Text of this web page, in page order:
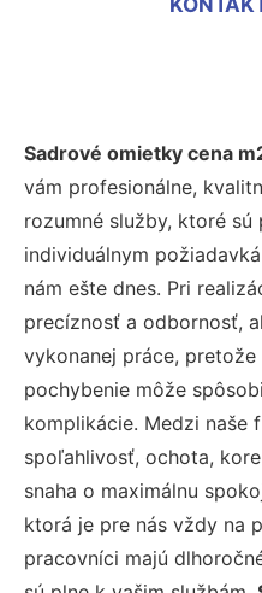
Sadrové omietky cena
vám profesionálne,
rozumné služby, ktoré sú
individuálnym
nám ešte dnes. Pri
precíznosť a odbornosť,
vykonanej práce,
pochybenie môže
komplikácie. Medzi naše
spoľahlivosť, ochota,
snaha o maximálnu
ktorá je pre nás vždy na
pracovníci majú